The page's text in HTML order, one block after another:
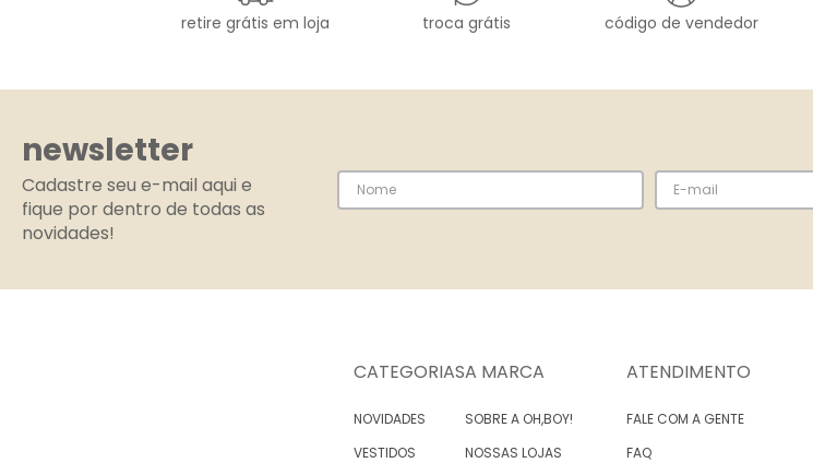
retire grátis em loja troca grátis código de vendedor
newsletter
Cadastre seu e-mail aqui e
fique por dentro de todas as
novidades!
CATEGORIAS
NOVIDADES
VESTIDOS
A MARCA
SOBRE A OH,BOY!
NOSSAS LOJAS
ATENDIMENTO
FALE COM A GENTE
FAQ